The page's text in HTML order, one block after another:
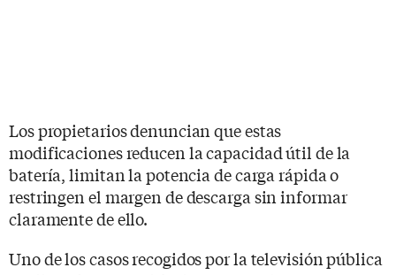
Los propietarios denuncian que estas
modificaciones reducen la capacidad útil de la
batería, limitan la potencia de carga rápida o
restringen el margen de descarga sin informar
claramente de ello.
Uno de los casos recogidos por la televisión pública